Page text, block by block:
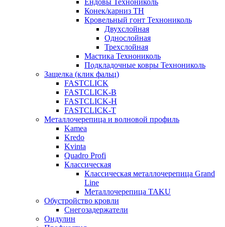
Ендовы Технониколь
Конек/карниз ТН
Кровельный гонт Технониколь
Двухслойная
Однослойная
Трехслойная
Мастика Технониколь
Подкладочные ковры Технониколь
Защелка (клик фальц)
FASTCLICK
FASTCLICK-B
FASTCLICK-H
FASTCLICK-T
Металлочерепица и волновой профиль
Kamea
Kredo
Kvinta
Quadro Profi
Классическая
Классическая металлочерепица Grand
Line
Металлочерепица TAKU
Обустройство кровли
Снегозадержатели
Ондулин